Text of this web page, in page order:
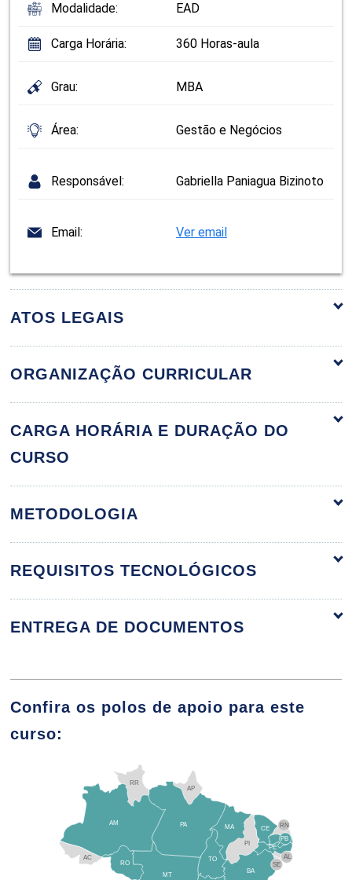
Modalidade: EAD
Carga Horária: 360 Horas-aula
Grau: MBA
Área: Gestão e Negócios
Responsável: Gabriella Paniagua Bizinoto
Email: Ver email
ATOS LEGAIS
ORGANIZAÇÃO CURRICULAR
60h
Liderança e Gestão
10h
Liderança
Gestão Estratégica de Pessoas
CARGA HORÁRIA E DURAÇÃO DO
CURSO
METODOLOGIA
REQUISITOS TECNOLÓGICOS
ENTREGA DE DOCUMENTOS
Confira os polos de apoio para este
curso:
TO
BA
SE
PE
AL
RN
CE
PI
MA
AP
PA
RR
AM
AC
RO
MT
PB